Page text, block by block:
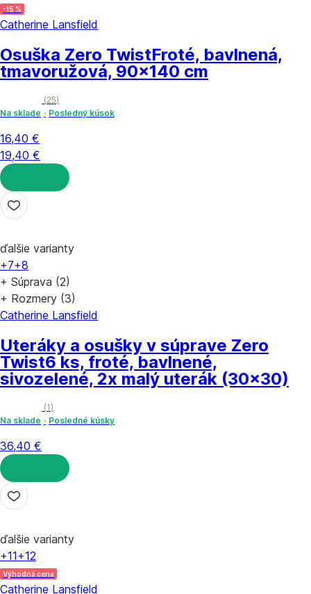
-15 %
Catherine Lansfield
Osuška Zero TwistFroté, bavlnená,
tmavoružová, 90x140 cm
(25)
Na sklade
Posledný kúsok
16,40 €
19,40 €
DO KOŠÍKA
ďalšie varianty
+7+8
+ Súprava (2)
+ Rozmery (3)
Catherine Lansfield
Uteráky a osušky v súprave Zero
Twist6 ks, froté, bavlnené,
sivozelené, 2x malý uterák (30x30)
(1 )
Na sklade
Posledné kúsky
36,40 €
DO KOŠÍKA
ďalšie varianty
+11+12
Výhodná cena
Catherine Lansfield